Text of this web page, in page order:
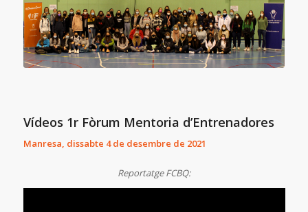
Vídeos 1r Fòrum Mentoria d’Entrenadores
Manresa, dissabte 4 de desembre de 2021
Reportatge FCBQ: